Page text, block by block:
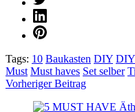
Tags: 10 Baukasten DIY
Must Must haves Set selber
Post
Vorheriger Beitrag